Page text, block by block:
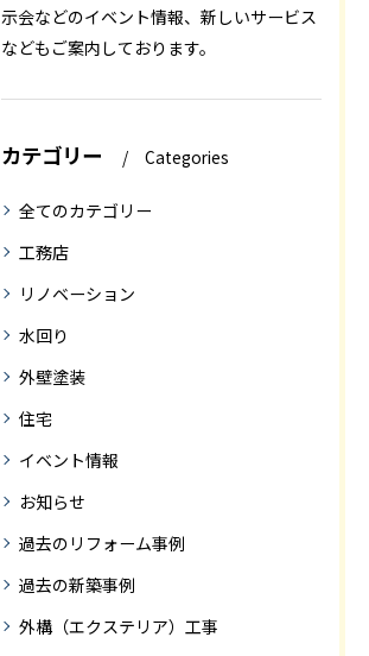
示会などのイベント情報、新しいサービス
などもご案内しております。
カテゴリー Categories
全てのカテゴリー
工務店
リノベーション
水回り
外壁塗装
住宅
イベント情報
お知らせ
過去のリフォーム事例
過去の新築事例
外構（エクステリア）工事